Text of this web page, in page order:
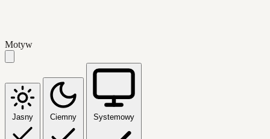
Motyw
Jasny Ciemny Systemowy